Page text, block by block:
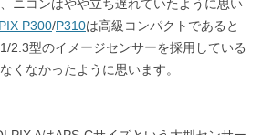
ニコンはやや立ち遅れていたように思い
P300/P310は高級コンパクトであると
2.3型のイメージセンサーを採用している
くなかったように思います。